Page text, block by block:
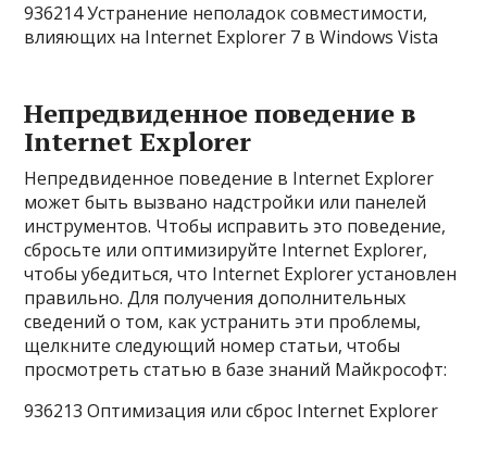
936214 Устранение неполадок совместимости,
влияющих на Internet Explorer 7 в Windows Vista
Непредвиденное поведение в
Internet Explorer
Непредвиденное поведение в Internet Explorer
может быть вызвано надстройки или панелей
инструментов. Чтобы исправить это поведение,
сбросьте или оптимизируйте Internet Explorer,
чтобы убедиться, что Internet Explorer установлен
правильно. Для получения дополнительных
сведений о том, как устранить эти проблемы,
щелкните следующий номер статьи, чтобы
просмотреть статью в базе знаний Майкрософт:
936213 Оптимизация или сброс Internet Explorer